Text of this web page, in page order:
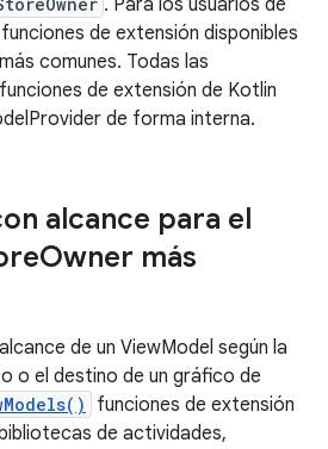
. Para los usuarios de
de extensión disponibles
comunes. Todas las
de extensión de Kotlin
de forma interna.
alcance para el
Owner más
de un ViewModel según la
o el destino de un gráfico de
funciones de extensión
de actividades,